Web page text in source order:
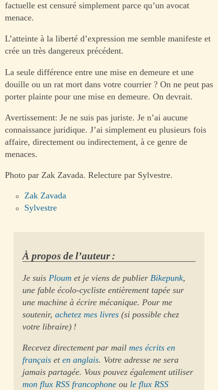
factuelle est censuré simplement parce qu’un avocat
menace.
L’atteinte à la liberté d’expression me semble manifeste et
crée un très dangereux précédent.
La seule différence entre une mise en demeure et une
douille ou un rat mort dans votre courrier ? On ne peut pas
porter plainte pour une mise en demeure. On devrait.
Avertissement: Je ne suis pas juriste. Je n’ai aucune
connaissance juridique. J’ai simplement eu plusieurs fois
affaire, directement ou indirectement, à ce genre de
menaces.
Photo par Zak Zavada. Relecture par Sylvestre.
Zak Zavada
Sylvestre
À propos de l’auteur :
Je suisPloum et je viens de publierBikepunk,
une fable écolo-cycliste entièrement tapée sur
une machine à écrire mécanique. Pour me
soutenir,achetez mes livres (si possible chez
votre libraire) !
Recevez directement par mailmes écrits en
français eten anglais. Votre adresse ne sera
jamais partagée. Vous pouvez également utiliser
mon flux RSS francophone ou le flux RSS